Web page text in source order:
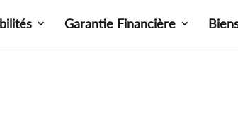
Garantie Financière